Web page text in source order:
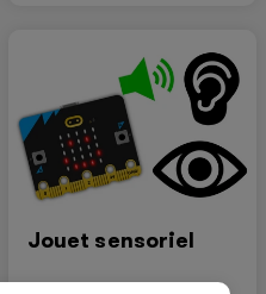
Jouet sensoriel